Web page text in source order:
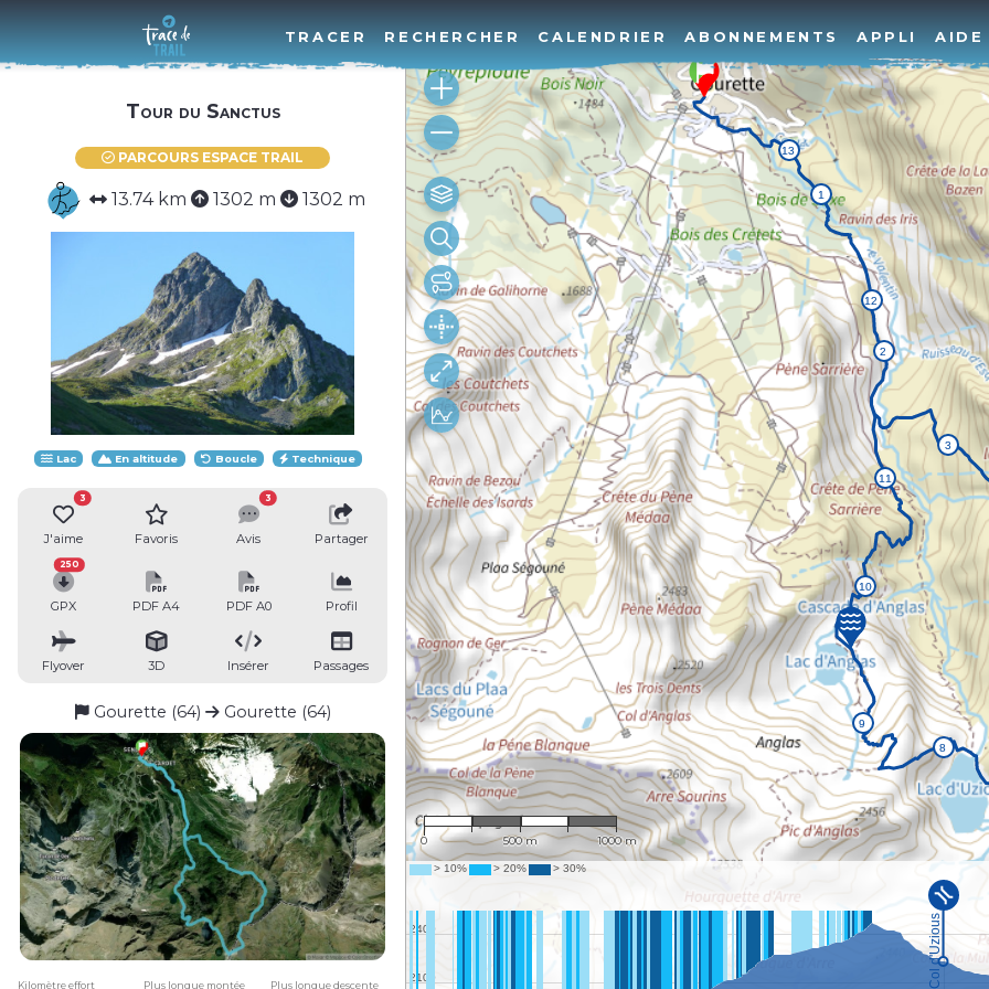
TRACER RECHERCHER CALENDRIER ABONNEMENTS APPLI AIDE
Tour du Sanctus
PARCOURS ESPACE TRAIL
13.74 km 1302 m 1302 m
Lac En altitude Boucle Technique
J'aime
3
Favoris Avis
3
Partager
GPX
250
PDF A4 PDF A0 Profil
Flyover 3D Insérer Passages
Gourette (64) Gourette (64)
Kilomètre effort Plus longue montée Plus longue descente
1 : 20,380
0 500 m 1000 m